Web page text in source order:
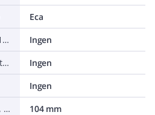
Eca
Rökutveckling (EN 13501-6)
Ingen
Brinnande droppar/partiklar (EN 13501-6)
Ingen
Ingen
Minsta tillåtna böjradie, stationär tillämpning/permanent installation
104 mm